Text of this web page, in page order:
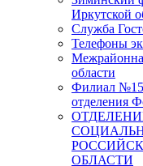
Иркутской
Служба
Телефоны
области
Филиал №15
отделения
ОБЛАСТИ